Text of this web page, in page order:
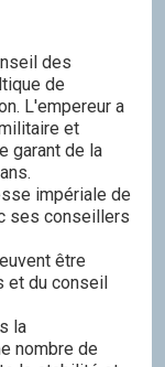
des
de
L'empereur a
et
garant de la
impériale de
ses conseillers
être
et du conseil
la
nombre de